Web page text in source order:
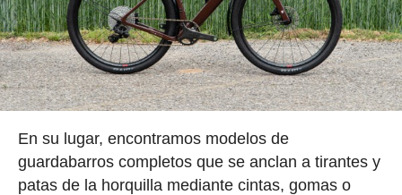
En su lugar, encontramos modelos de
guardabarros completos que se anclan a tirantes y
patas de la horquilla mediante cintas, gomas o